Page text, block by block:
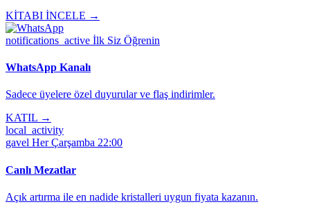
KİTABI İNCELE →
notifications_active İlk Siz Öğrenin
WhatsApp Kanalı
Sadece üyelere özel duyurular ve flaş indirimler.
KATIL →
local_activity
gavel Her Çarşamba 22:00
Canlı Mezatlar
Açık artırma ile en nadide kristalleri uygun fiyata kazanın.